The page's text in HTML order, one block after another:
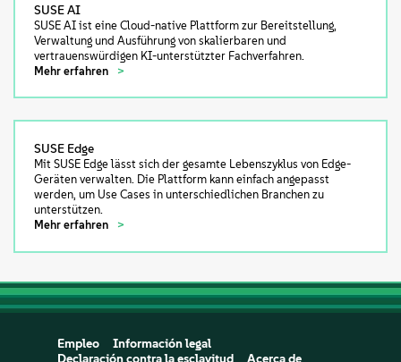
SUSE AI
SUSE AI ist eine Cloud-native Plattform zur Bereitstellung,
Verwaltung und Ausführung von skalierbaren und
vertrauenswürdigen KI-unterstützter Fachverfahren.
Mehr erfahren
SUSE Edge
Mit SUSE Edge lässt sich der gesamte Lebenszyklus von Edge-
Geräten verwalten. Die Plattform kann einfach angepasst
werden, um Use Cases in unterschiedlichen Branchen zu
unterstützen.
Mehr erfahren
Empleo
Información legal
Declaración contra la esclavitud
Acerca de